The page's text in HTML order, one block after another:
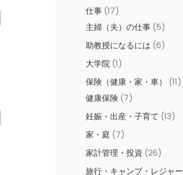
仕事(17)
主婦（夫）の仕事(5)
助教授になるには (6)
大学院(1)
保険（健康・家・車）
(11)
健康保険 (7)
妊娠・出産・子育て (13)
家・庭 (7)
家計管理・投資 (26)
旅行・キャンプ・レジャー